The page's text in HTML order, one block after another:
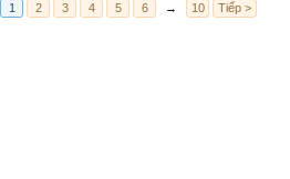
1 2 3 4 5 6 → 10 Tiếp >